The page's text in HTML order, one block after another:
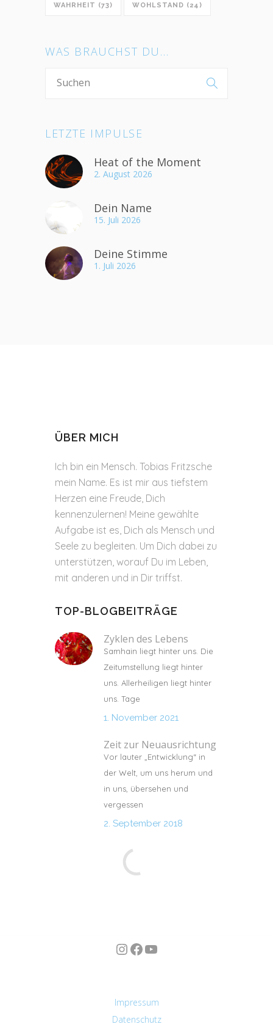
WAHRHEIT (73) WOHLSTAND (24)
WAS BRAUCHST DU…
LETZTE IMPULSE
Heat of the Moment
2. August 2026
Dein Name
15. Juli 2026
Deine Stimme
1. Juli 2026
ÜBER MICH
Ich bin ein Mensch. Tobias Fritzsche
mein Name. Es ist mir aus tiefstem
Herzen eine Freude, Dich
kennenzulernen! Meine gewählte
Aufgabe ist es, Dich als Mensch und
Seele zu begleiten. Um Dich dabei zu
unterstützen, worauf Du im Leben,
mit anderen und in Dir triffst.
TOP-BLOGBEITRÄGE
Zyklen des Lebens
Samhain liegt hinter uns. Die
Zeitumstellung liegt hinter
uns. Allerheiligen liegt hinter
uns. Tage
1. November 2021
Zeit zur Neuausrichtung
Vor lauter „Entwicklung“ in
der Welt, um uns herum und
in uns, übersehen und
vergessen
2. September 2018
Instagram
Facebook
YouTube
Impressum
Datenschutz